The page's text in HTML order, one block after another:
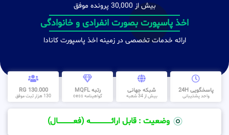
بیش از 30,000 پرونده موفق
اخذ پاسپورت بصورت انفرادی و خانوادگی
ارائه خدمات تخصصی در زمینه اخذ پاسپورت کانادا
پاسخگویی 24H
واحد پشتیبانی
شبکه جهانی
بیش از 34 شعبه
رتبه MQFL
گواهینامه cess
130.000 RG
130 هزار ثبت موفق
وضعیت : قابل ارائــــــــــــــــــــه (فعـــــــــــــــال)